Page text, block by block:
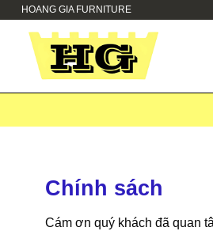
Skip
content
HOANG GIA FURNITURE
Chính sách
Cám ơn quý khách đã quan